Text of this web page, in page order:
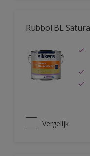
Rubbol BL Satura
Vergelijk